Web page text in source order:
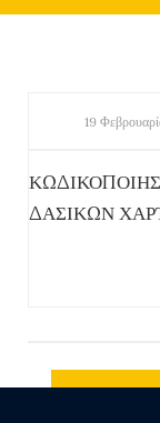
19
ΔΑΣΙΚΩΝ